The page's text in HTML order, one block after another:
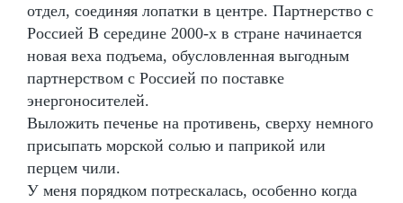
отдел, соединяя лопатки в центре. Партнерство с
Россией В середине 2000-х в стране начинается
новая веха подъема, обусловленная выгодным
партнерством с Россией по поставке
энергоносителей.
Выложить печенье на противень, сверху немного
присыпать морской солью и паприкой или
перцем чили.
У меня порядком потрескалась, особенно когда